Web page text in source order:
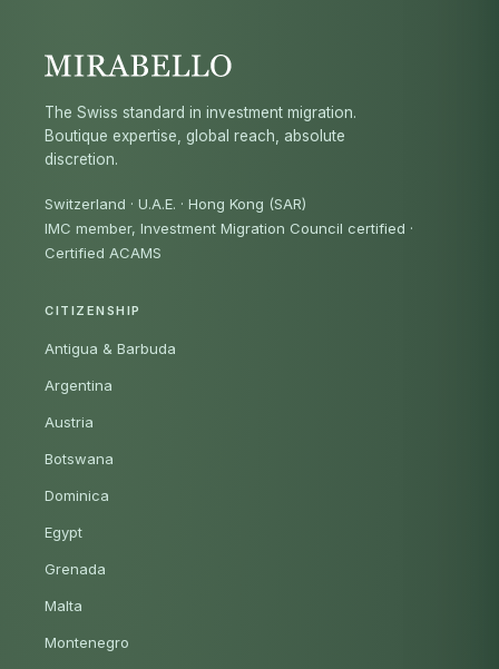
The Swiss standard in investment migration.
Boutique expertise, global reach, absolute
discretion.
Switzerland · U.A.E. · Hong Kong (SAR)
IMC member, Investment Migration Council certified ·
Certified ACAMS
CITIZENSHIP
Antigua & Barbuda
Argentina
Austria
Botswana
Dominica
Egypt
Grenada
Malta
Montenegro